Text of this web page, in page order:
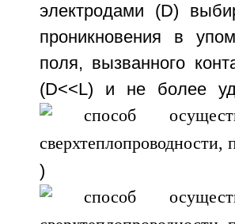
электродами (D)
проникновения в
поля, вызванного
(D<<L) и не более
)